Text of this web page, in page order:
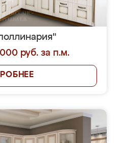
руб. за п.м.